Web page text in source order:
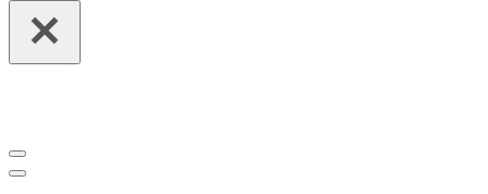
Menú
de
Menú